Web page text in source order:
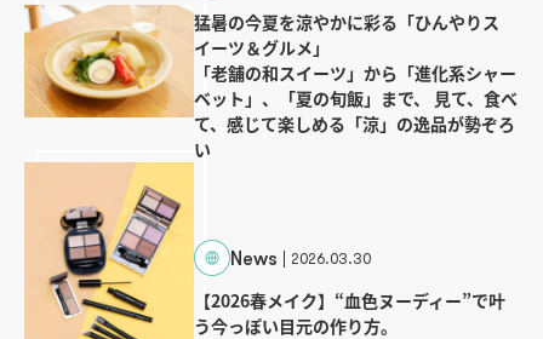
猛暑の今夏を涼やかに彩る「ひんやりス
イーツ＆グルメ」
「老舗の和スイーツ」から「進化系シャー
ベット」、「夏の旬飯」まで、 見て、食べ
て、感じて楽しめる「涼」の逸品が勢ぞろ
い
News 2026.03.30
【2026春メイク】“血色ヌーディー”で叶
う今っぽい目元の作り方。